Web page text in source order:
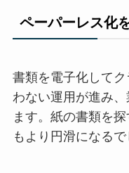
ペーパーレス化
書類を電子化して
わない運用が進み
ます。紙の書類を
もより円滑になるで